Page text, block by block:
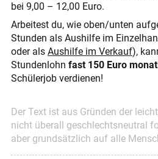
bei 9,00 – 12,00 Euro.
Arbeitest du, wie oben/unten
Stunden als Aushilfe im
oder als Aushilfe im Verkauf),
Stundenlohn fast 150 Euro
Schülerjob verdienen!
Der Text ist aus Gründen der
nicht überall geschlechtsneutral
aber grundsätzlich auf alle